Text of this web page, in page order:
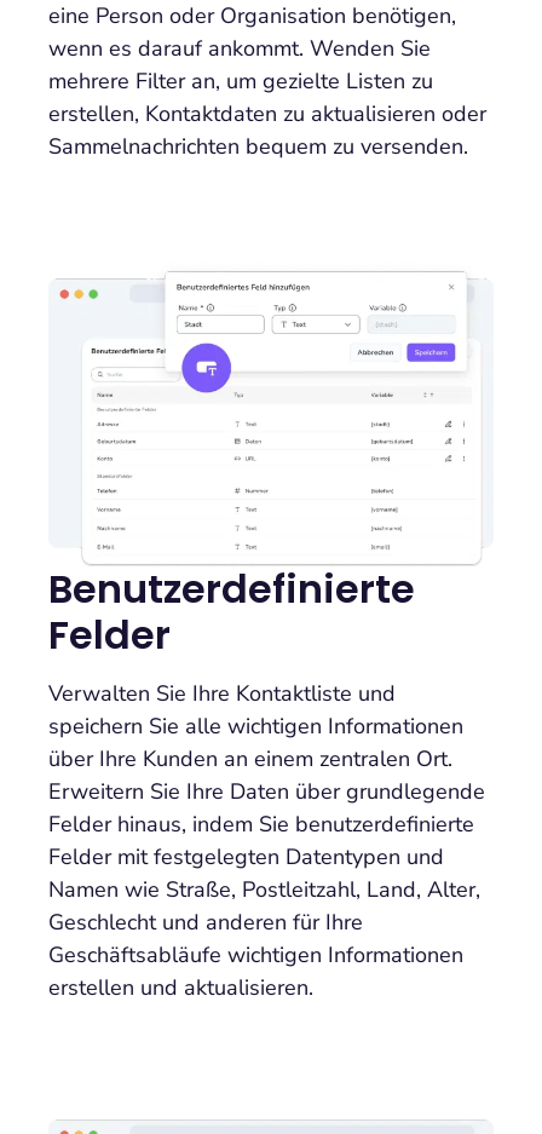
eine Person oder Organisation benötigen,
wenn es darauf ankommt. Wenden Sie
mehrere Filter an, um gezielte Listen zu
erstellen, Kontaktdaten zu aktualisieren oder
Sammelnachrichten bequem zu versenden.
Benutzerdefinierte
Felder
Verwalten Sie Ihre Kontaktliste und
speichern Sie alle wichtigen Informationen
über Ihre Kunden an einem zentralen Ort.
Erweitern Sie Ihre Daten über grundlegende
Felder hinaus, indem Sie benutzerdefinierte
Felder mit festgelegten Datentypen und
Namen wie Straße, Postleitzahl, Land, Alter,
Geschlecht und anderen für Ihre
Geschäftsabläufe wichtigen Informationen
erstellen und aktualisieren.